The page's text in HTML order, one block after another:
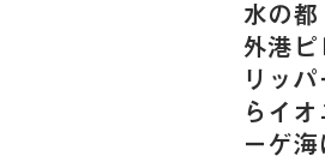
水の
外港
リッ
らイ
ーゲ